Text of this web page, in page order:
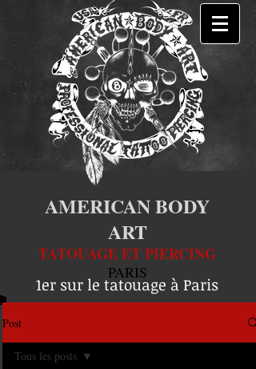
AMERICAN BODY
ART
TATOUAGE ET PIERCING
PARIS
1er sur le tatouage à Paris
Post
Tous les posts